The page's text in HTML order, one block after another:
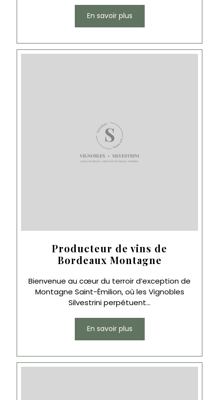
En savoir plus
Producteur de vins de
Bordeaux Montagne
Bienvenue au cœur du terroir d’exception de
Montagne Saint-Émilion, où les Vignobles
Silvestrini perpétuent...
En savoir plus